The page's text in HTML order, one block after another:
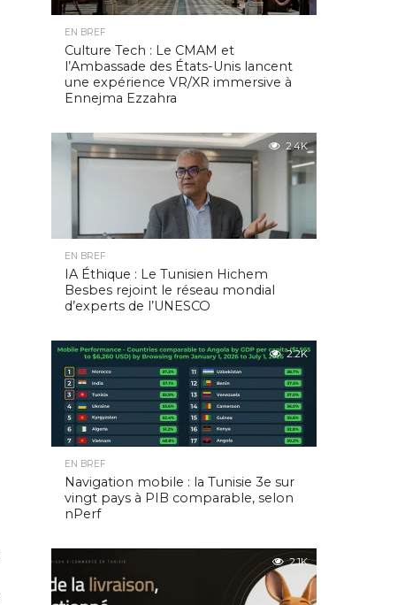
EN BREF
Culture Tech : Le CMAM et
l’Ambassade des États-Unis lancent
une expérience VR/XR immersive à
Ennejma Ezzahra
2.4K
EN BREF
IA Éthique : Le Tunisien Hichem
Besbes rejoint le réseau mondial
d’experts de l’UNESCO
2.2K
EN BREF
Navigation mobile : la Tunisie 3e sur
vingt pays à PIB comparable, selon
nPerf
2.1K